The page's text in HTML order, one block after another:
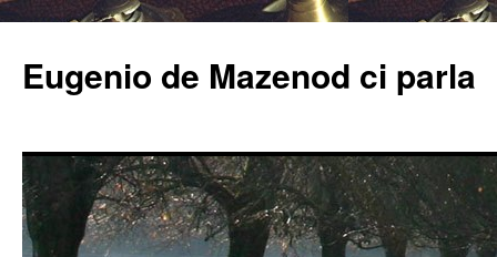
Eugenio de Mazenod ci parla